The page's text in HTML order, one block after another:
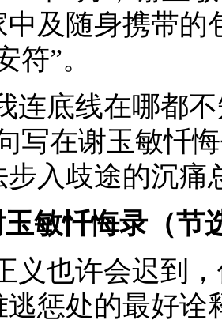
中及随身携带
符”。
底线在哪都不
写在谢玉敏忏
步入歧途的沉痛
敏忏悔录（节
也许会迟到，
逃惩处的最好诠